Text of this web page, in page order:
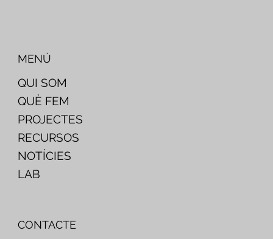
QUI SOM
QUÈ FEM
PROJECTES
RECURSOS
NOTÍCIES
LAB
MENÚ
CONTACTE